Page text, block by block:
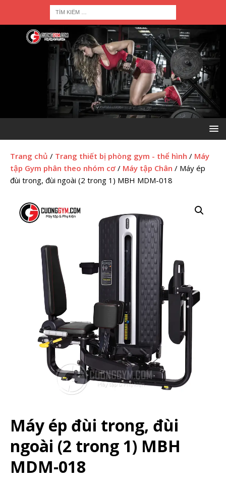
Trang chủ / Trang thiết bị phòng gym - thể hình / Máy
tập Gym phân theo nhóm cơ / Máy tập Chân / Máy ép
đùi trong, đùi ngoài (2 trong 1) MBH MDM-018
Máy ép đùi trong, đùi
ngoài (2 trong 1) MBH
MDM-018